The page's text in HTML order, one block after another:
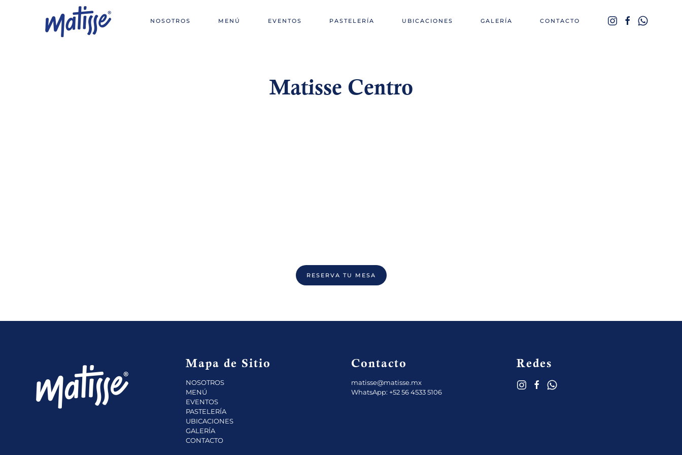
Skip to main content NOSOTROS MENÚ EVENTOS PASTELERÍA UBICACIONES GALERÍA CONTACTO
Matisse Centro
RESERVA TU MESA
Mapa de Sitio
NOSOTROS
MENÚ
EVENTOS
PASTELERÍA
UBICACIONES
GALERÍA
CONTACTO
Contacto
matisse@matisse.mx
WhatsApp: +52 56 4533 5106
Redes